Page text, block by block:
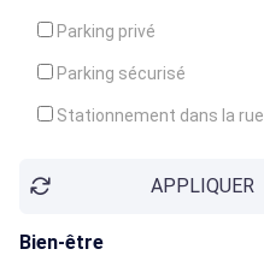
Parking privé
Parking sécurisé
Stationnement dans la rue
APPLIQUER
Bien-être